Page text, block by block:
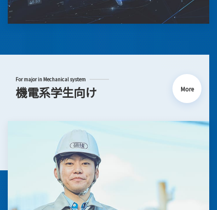
For major in Mechanical system
機電系学生向け More